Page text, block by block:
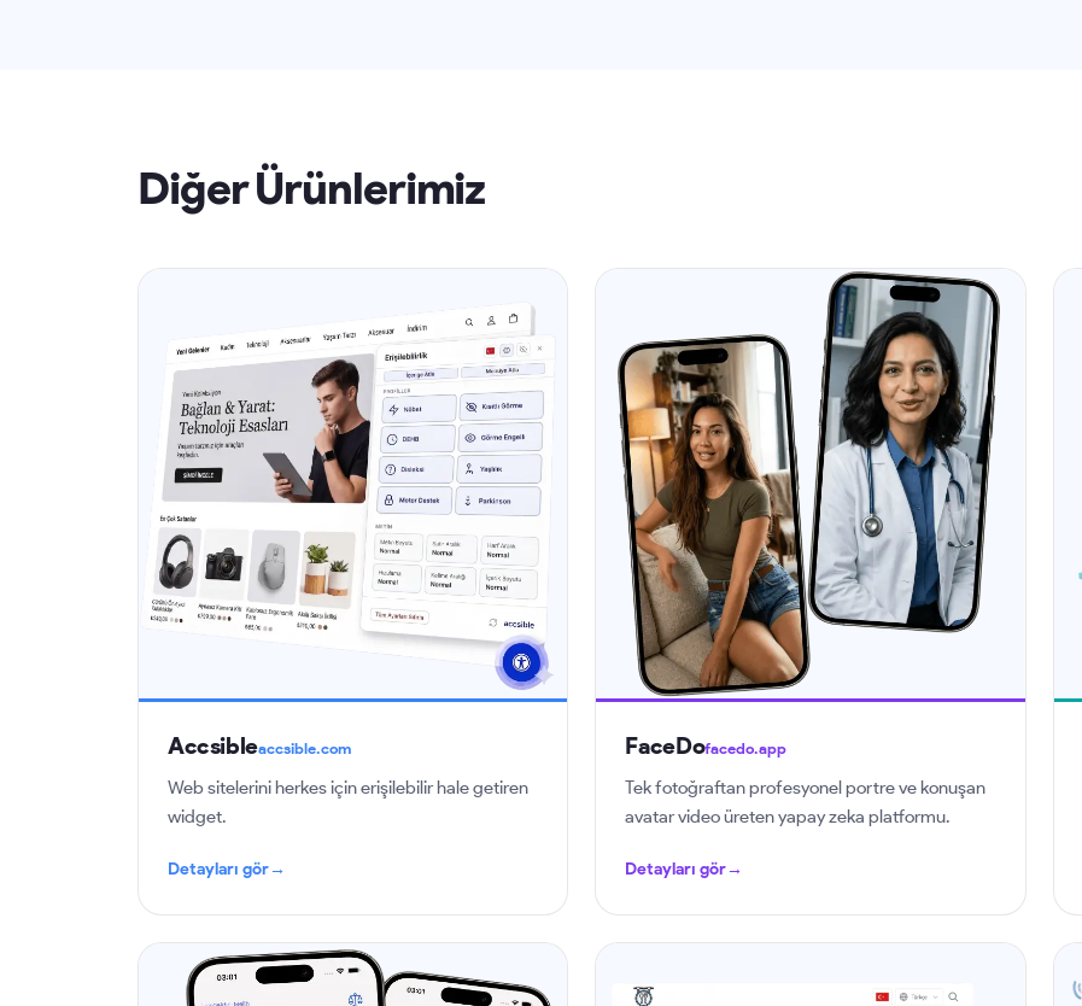
Diğer Ürünlerimiz
Accsibleaccsible.com
Web sitelerini herkes için erişilebilir hale getiren
widget.
Detayları gör→
FaceDofacedo.app
Tek fotoğraftan profesyonel portre ve konuşan
avatar video üreten yapay zeka platformu.
Detayları gör→